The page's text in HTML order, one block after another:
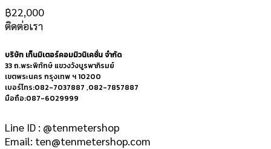
฿22,000
ติดต่อเรา
บริษัท เท็นมิเตอร์คอมมิวนิเคชั่น จำกัด
33 ถ.พระพิทักษ์ แขวงวังบูรพาภิรมย์
เขตพระนคร กรุงเทพ ฯ 10200
เบอร์โทร:082-7037887 ,082-7857887
มือถือ:087-6029999
Line ID : @tenmetershop
Email: ten@tenmetershop.com